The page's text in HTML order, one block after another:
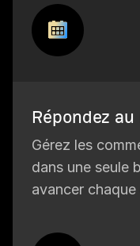
Répondez
Gérez les
dans une seule
avancer